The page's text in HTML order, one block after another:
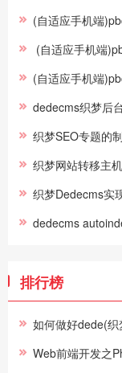
(自适应手机端
(自适应手机端
(自适应手机端)pbootcms
dedecms织梦后台
织梦SEO专题的
织梦网站转移主
织梦Dedecms实
dedecms
排行榜
如何做好dede(
Web前端开发之